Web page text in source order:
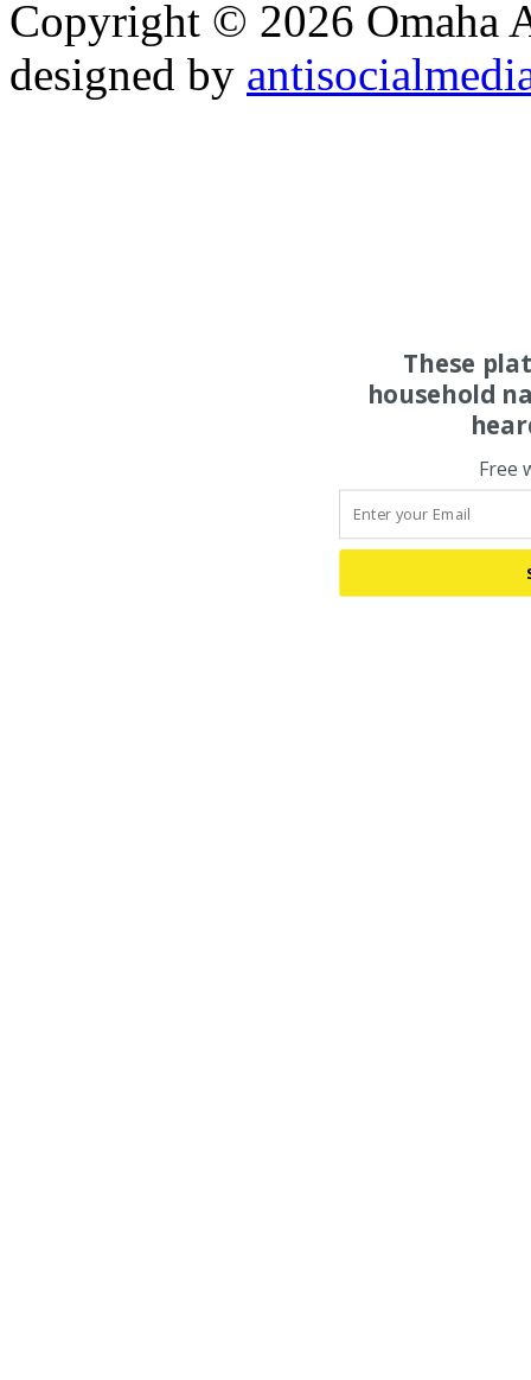
Copyright © 2026 Omaha
designed by
These
household
Free